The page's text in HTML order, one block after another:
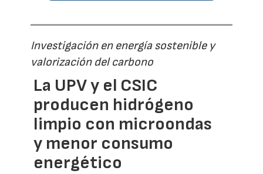
Investigación en energía sostenible y
valorización del carbono
La UPV y el CSIC
producen hidrógeno
limpio con microondas
y menor consumo
energético